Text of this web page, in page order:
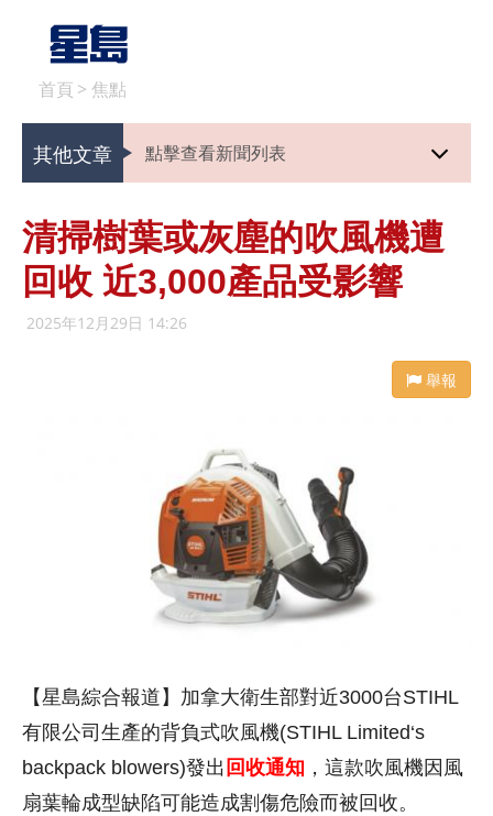
首頁 > 焦點
其他文章 點擊查看新聞列表
清掃樹葉或灰塵的吹風機遭
回收 近3,000產品受影響
2025年12月29日 14:26
舉報
【星島綜合報道】加拿大衛生部對近3000台STIHL
有限公司生產的背負式吹風機(STIHL Limited‘s
backpack blowers)發出 回收通知 ，這款吹風機因風
扇葉輪成型缺陷可能造成割傷危險而被回收。